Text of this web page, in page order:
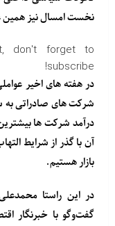
نخست امسال نیز همین
don't forget to
subscribe!
در هفته های اخیر
شرکت های صادراتی به
درآمد شرکت ها بیشترین
آن با گذر از شرایط
بازار هستیم.
در این راستا
گفت‌وگو با خبرنگار